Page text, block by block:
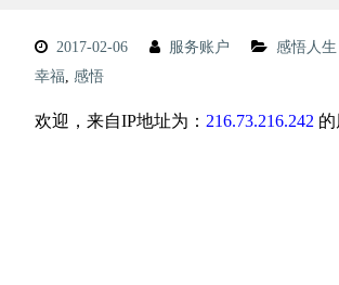
2017-02-06 服务账户 感悟人生
幸福, 感悟
欢迎，来自IP地址为： 216.73.216.242